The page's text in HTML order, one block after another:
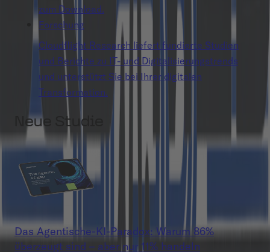
zum Download.
Forschung
Cloudflight Research liefert fundierte Studien
und Berichte zu IT- und Digitalisierungstrends
und unterstützt Sie bei Ihrer digitalen
Transformation.
Neue Studie
Das Agentische-KI-Paradox: Warum 86%
überzeugt sind – aber nur 11% handeln